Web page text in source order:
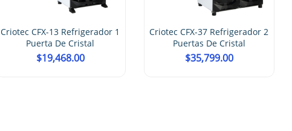
Criotec CFX-13 Refrigerador 1
Puerta De Cristal
$19,468.00
Criotec CFX-37 Refrigerador 2
Puertas De Cristal
$35,799.00